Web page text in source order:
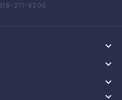
271-9200



